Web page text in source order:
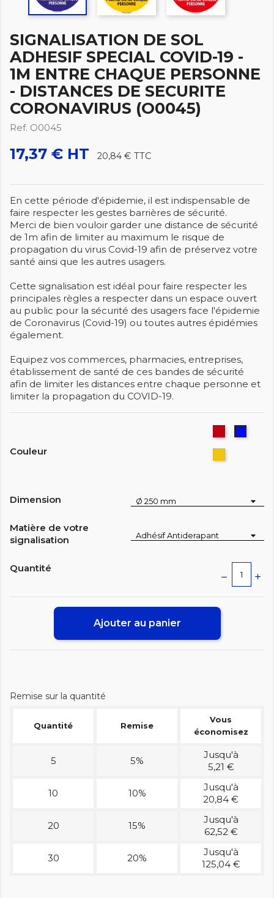
SIGNALISATION DE SOL
ADHESIF SPECIAL COVID-19 -
1M ENTRE CHAQUE PERSONNE
- DISTANCES DE SECURITE
CORONAVIRUS (O0045)
Ref. O0045
17,37 € HT 20,84 € TTC
En cette période d'épidemie, il est indispensable de
faire respecter les gestes barrières de sécurité.
Merci de bien vouloir garder une distance de sécurité
de 1m afin de limiter au maximum le risque de
propagation du virus Covid-19 afin de préservez votre
santé ainsi que les autres usagers.
Cette signalisation est idéal pour faire respecter les
principales règles a respecter dans un espace ouvert
au public pour la sécurité des usagers face l'épidemie
de Coronavirus (Covid-19) ou toutes autres épidémies
également.
Equipez vos commerces, pharmacies, entreprises,
établissement de santé de ces bandes de sécurité
afin de limiter les distances entre chaque personne et
limiter la propagation du COVID-19.
Couleur
Dimension
Matière de votre
signalisation
Quantité
Ajouter au panier
Remise sur la quantité
Quantité Remise
Vous
économisez
5 5%
Jusqu'à
5,21 €
10 10%
Jusqu'à
20,84 €
20 15%
Jusqu'à
62,52 €
30 20%
Jusqu'à
125,04 €